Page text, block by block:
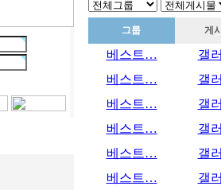
그룹 게
베스트…
갤
베스트…
갤
베스트…
갤
베스트…
갤
베스트…
갤
베스트…
갤